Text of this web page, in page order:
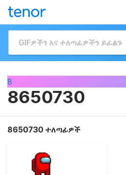
8
8650730
8650730 ተለጣፊዎች